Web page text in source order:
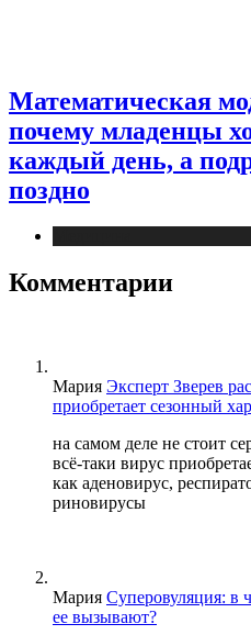
Математическая
почему младенцы
каждый день, а
поздно
Комментарии
Мария Эксперт Зверев
приобретает сезонный
на самом деле не стоит
всё-таки вирус
как аденовирус,
риновирусы
Мария Суперовуляция: в
ее вызывают?